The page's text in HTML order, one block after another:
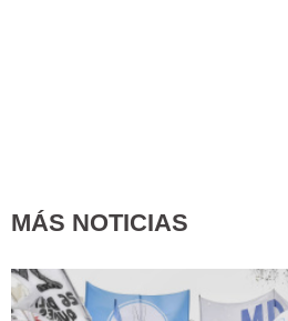
MÁS NOTICIAS